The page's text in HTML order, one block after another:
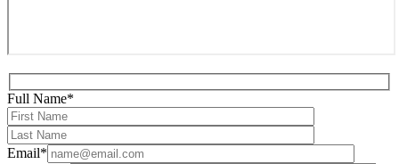
Full Name*
Email*